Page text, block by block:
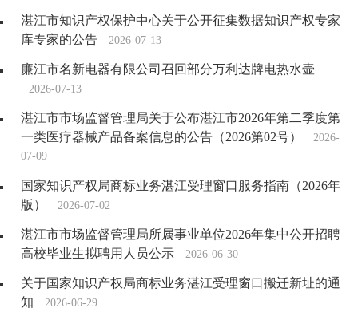
湛江市知识产权保护中心关于公开征集数据知识产权专家
库专家的公告
2026-07-13
廉江市名新电器有限公司召回部分万利达牌电热水壶
2026-07-13
湛江市市场监督管理局关于公布湛江市2026年第二季度第
一类医疗器械产品备案信息的公告（2026第02号）
2026-
07-09
国家知识产权局商标业务湛江受理窗口服务指南（2026年
版）
2026-07-02
湛江市市场监督管理局所属事业单位2026年集中公开招聘
高校毕业生拟聘用人员公示
2026-06-30
关于国家知识产权局商标业务湛江受理窗口搬迁新址的通
知
2026-06-29